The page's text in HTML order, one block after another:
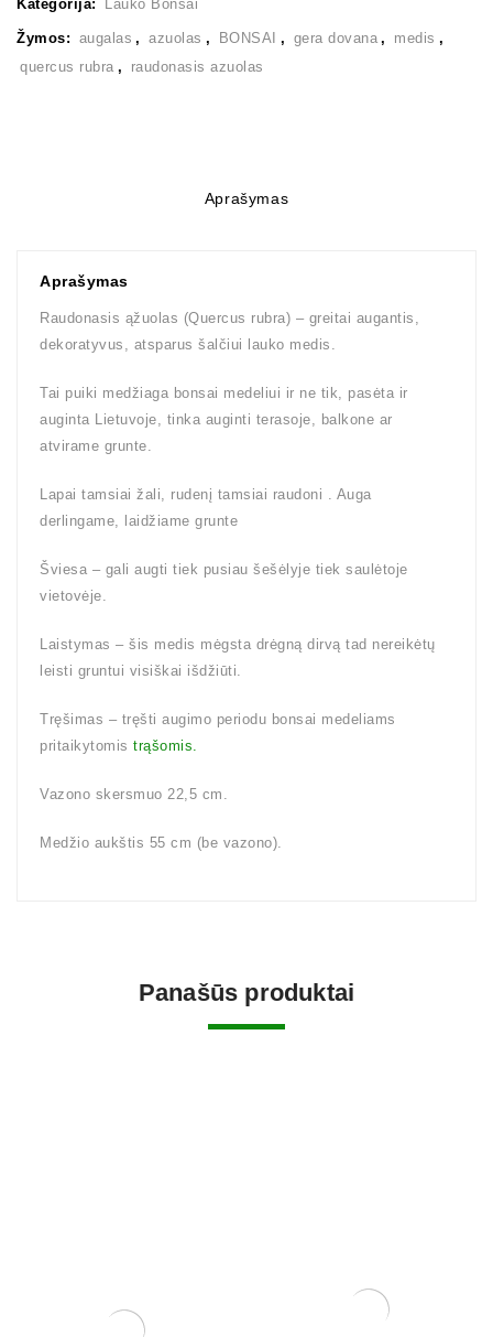
Kategorija: Lauko Bonsai
Žymos: augalas , azuolas , BONSAI , gera dovana , medis ,
quercus rubra , raudonasis azuolas
Aprašymas
Aprašymas
Raudonasis ąžuolas (Quercus rubra) – greitai augantis,
dekoratyvus, atsparus šalčiui lauko medis.
Tai puiki medžiaga bonsai medeliui ir ne tik, pasėta ir
auginta Lietuvoje, tinka auginti terasoje, balkone ar
atvirame grunte.
Lapai tamsiai žali, rudenį tamsiai raudoni . Auga
derlingame, laidžiame grunte
Šviesa – gali augti tiek pusiau šešėlyje tiek saulėtoje
vietovėje.
Laistymas – šis medis mėgsta drėgną dirvą tad nereikėtų
leisti gruntui visiškai išdžiūti.
Tręšimas – tręšti augimo periodu bonsai medeliams
pritaikytomis trąšomis.
Vazono skersmuo 22,5 cm.
Medžio aukštis 55 cm (be vazono).
Panašūs produktai